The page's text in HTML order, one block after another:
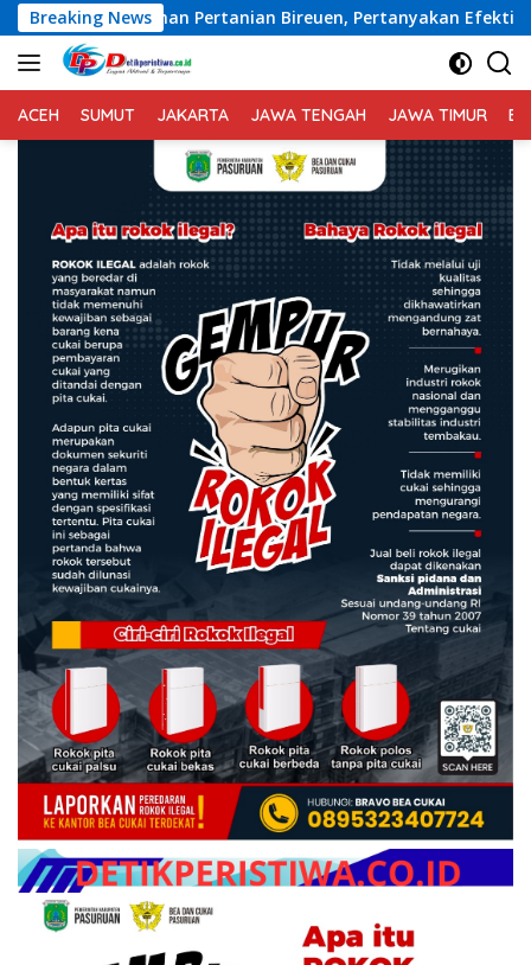
Langsung
ke
konten
Breaking News
Bireuen, Pertanyakan Efektivitas Kinerja Dinas
ACEH SUMUT JAKARTA JAWA TENGAH JAWA TIMUR